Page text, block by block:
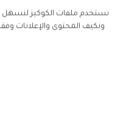
نستخدم ملفات الكوكيز لنسهل
ونكيف المحتوى والإعلانات